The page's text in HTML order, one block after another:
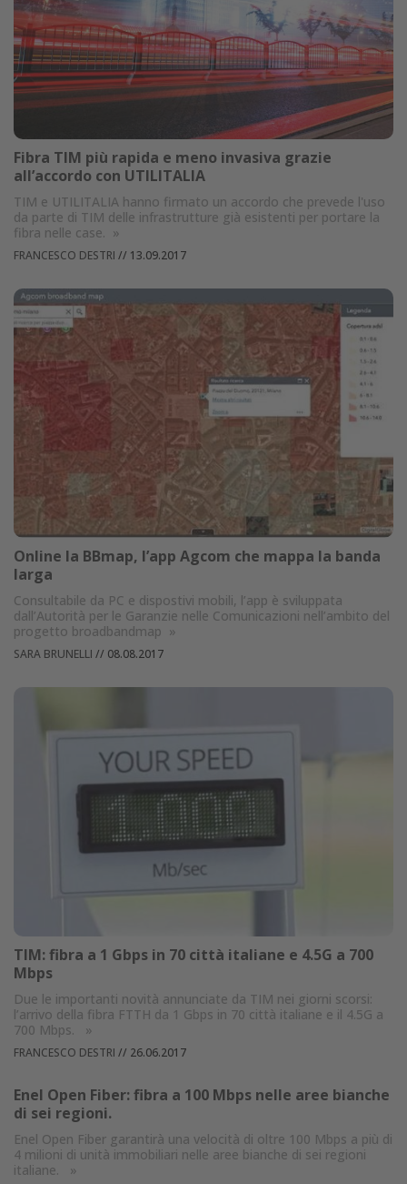
Fibra TIM più rapida e meno invasiva grazie
all’accordo con UTILITALIA
TIM e UTILITALIA hanno firmato un accordo che prevede l'uso
da parte di TIM delle infrastrutture già esistenti per portare la
fibra nelle case. »
FRANCESCO DESTRI // 13.09.2017
Online la BBmap, l’app Agcom che mappa la banda
larga
Consultabile da PC e dispostivi mobili, l’app è sviluppata
dall’Autorità per le Garanzie nelle Comunicazioni nell’ambito del
progetto broadbandmap »
SARA BRUNELLI // 08.08.2017
TIM: fibra a 1 Gbps in 70 città italiane e 4.5G a 700
Mbps
Due le importanti novità annunciate da TIM nei giorni scorsi:
l’arrivo della fibra FTTH da 1 Gbps in 70 città italiane e il 4.5G a
700 Mbps.
»
FRANCESCO DESTRI // 26.06.2017
Enel Open Fiber: fibra a 100 Mbps nelle aree bianche
di sei regioni.
Enel Open Fiber garantirà una velocità di oltre 100 Mbps a più di
4 milioni di unità immobiliari nelle aree bianche di sei regioni
italiane.
»